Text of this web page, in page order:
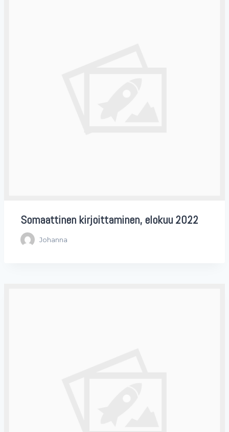
Somaattinen kirjoittaminen, elokuu 2022
Johanna